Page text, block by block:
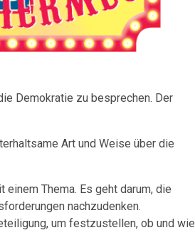
Demokratie zu besprechen. Der
Art und Weise über die
einem Thema. Es geht darum, die
nachzudenken.
um festzustellen, ob und wie